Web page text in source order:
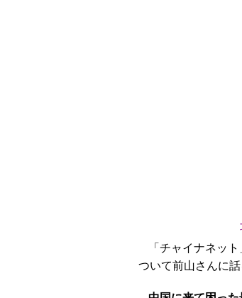
「チャイナネッ
ついて前山さんに話